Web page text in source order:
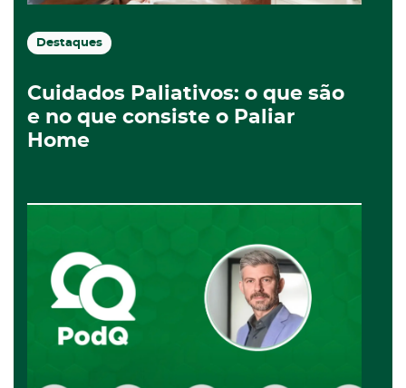
Destaques
Cuidados Paliativos: o que são
e no que consiste o Paliar
Home